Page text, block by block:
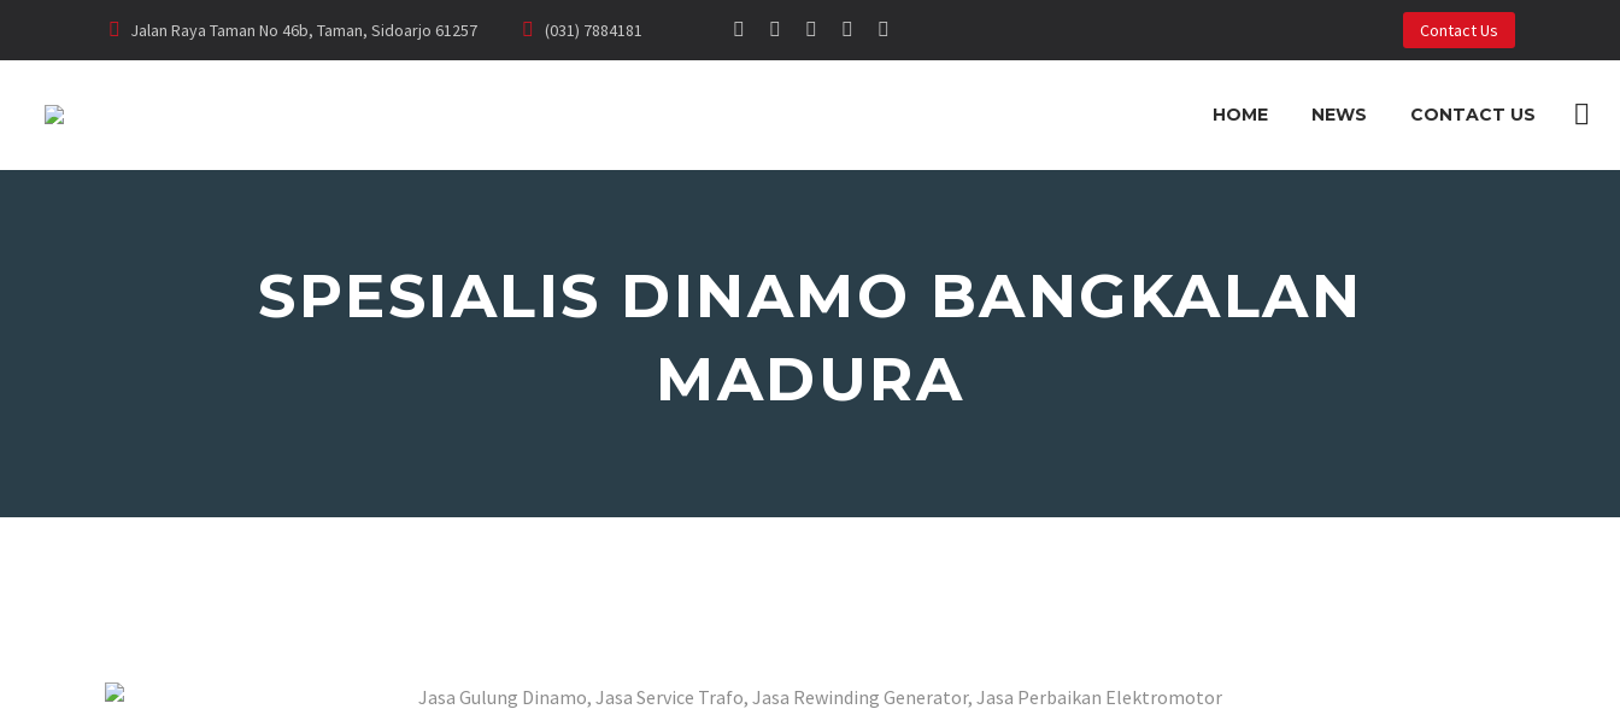
Jalan Raya Taman No 46b, Taman, Sidoarjo 61257 (031) 7884181 Contact Us
HOME NEWS CONTACT US
SPESIALIS DINAMO BANGKALAN
MADURA